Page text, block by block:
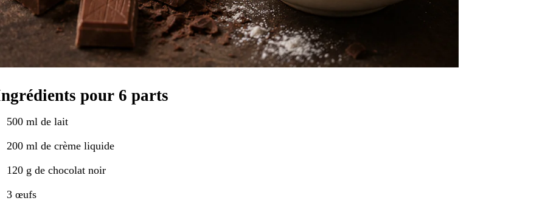
pour 6 parts
500 ml de lait
200 ml de crème liquide
120 g de chocolat noir
3 œufs